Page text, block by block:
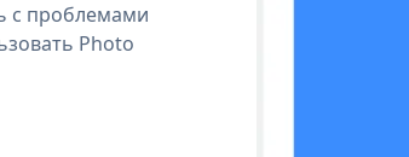
с проблемами
Photo